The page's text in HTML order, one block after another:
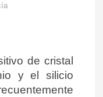
de cristal
y el silicio